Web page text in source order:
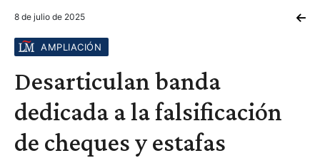
8 de julio de 2025
AMPLIACIÓN
Desarticulan banda
dedicada a la falsificación
de cheques y estafas